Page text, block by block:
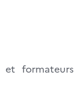
et formateurs